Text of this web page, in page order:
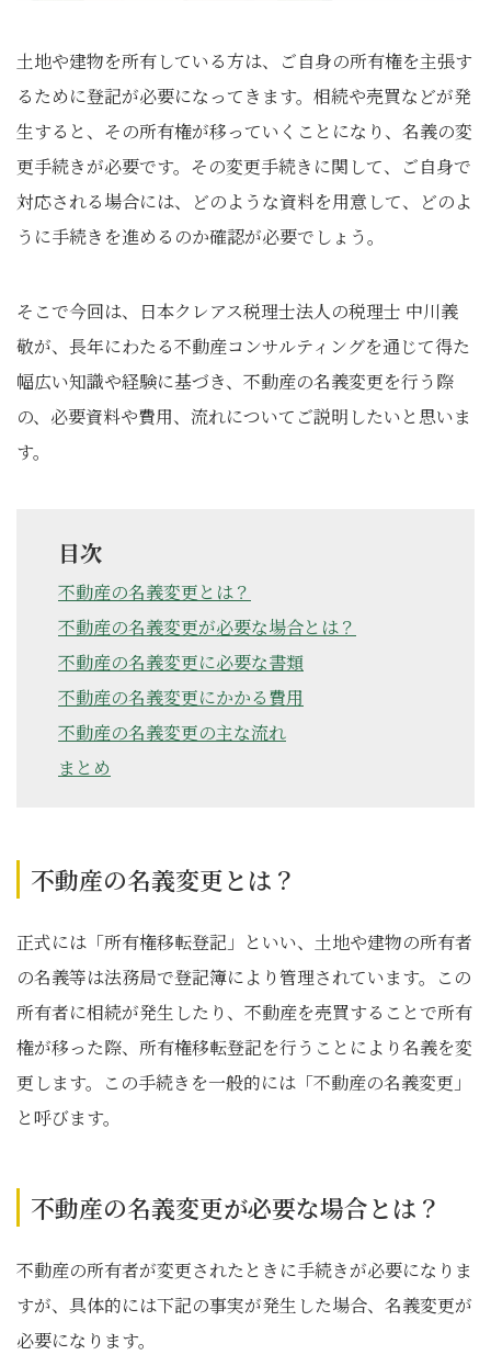
土地や建物を所有している方は、ご自身の所有権を主張す
るために登記が必要になってきます。相続や売買などが発
生すると、その所有権が移っていくことになり、名義の変
更手続きが必要です。その変更手続きに関して、ご自身で
対応される場合には、どのような資料を用意して、どのよ
うに手続きを進めるのか確認が必要でしょう。
そこで今回は、日本クレアス税理士法人の税理士 中川義
敬が、長年にわたる不動産コンサルティングを通じて得た
幅広い知識や経験に基づき、不動産の名義変更を行う際
の、必要資料や費用、流れについてご説明したいと思いま
す。
目次
不動産の名義変更とは？
不動産の名義変更が必要な場合とは？
不動産の名義変更に必要な書類
不動産の名義変更にかかる費用
不動産の名義変更の主な流れ
まとめ
不動産の名義変更とは？
正式には「所有権移転登記」といい、土地や建物の所有者
の名義等は法務局で登記簿により管理されています。この
所有者に相続が発生したり、不動産を売買することで所有
権が移った際、所有権移転登記を行うことにより名義を変
更します。この手続きを一般的には「不動産の名義変更」
と呼びます。
不動産の名義変更が必要な場合とは？
不動産の所有者が変更されたときに手続きが必要になりま
すが、具体的には下記の事実が発生した場合、名義変更が
必要になります。